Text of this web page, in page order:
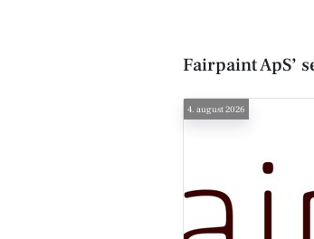
Fairpaint ApS’
4. august 2026